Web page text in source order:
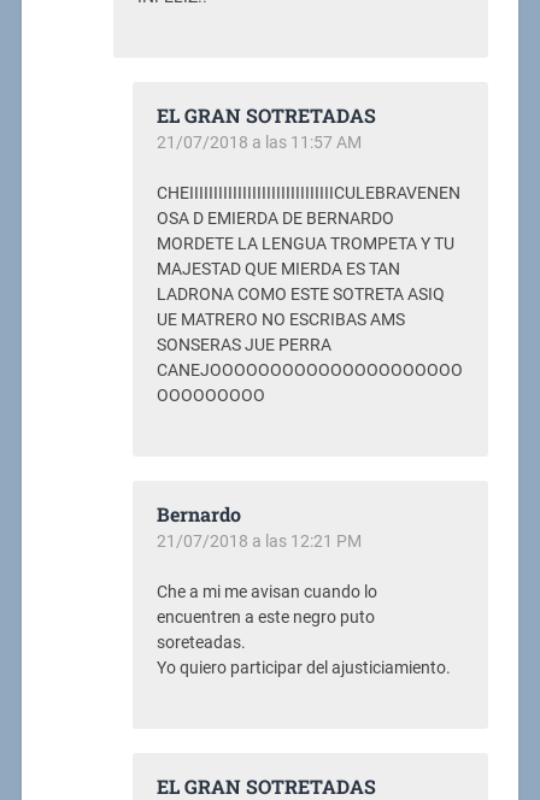
EL GRAN SOTRETADAS
21/07/2018 a las 11:57 AM
CHEIIIIIIIIIIIIIIIIIIIIIIIIIIIIIICULEBRAVENEN
OSA D EMIERDA DE BERNARDO
MORDETE LA LENGUA TROMPETA Y TU
MAJESTAD QUE MIERDA ES TAN
LADRONA COMO ESTE SOTRETA ASIQ
UE MATRERO NO ESCRIBAS AMS
SONSERAS JUE PERRA
CANEJOOOOOOOOOOOOOOOOOOOOO
OOOOOOOOO
Bernardo
21/07/2018 a las 12:21 PM
Che a mi me avisan cuando lo
encuentren a este negro puto
soreteadas.
Yo quiero participar del ajusticiamiento.
EL GRAN SOTRETADAS